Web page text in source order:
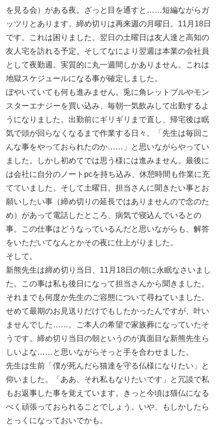
を見る会）がある夜。ざっと目を通すと……短編ながらガ
ッツリとあります。締め切りは再来週の月曜日。11月18日
です。これは困りました。翌日の土曜日は友人達と高知の
友人宅を訪れる予定。そしてなにより翌週は本業の会社員
として夜勤週。実質的に丸一週間しかありません。これは
地獄スケジュールになる事が確定しました。
ぼやいていても何も進みません。兎に角レットブルやモン
スターエナジーを買い込み、毎朝一気飲みして出勤するよ
うになりました。出勤前にギリギリまで直し、帰宅後は眠
気で頭が回らなくなるまで作業する日々。「先生は毎回こ
んな事をやっておられたのか……」と思いながらやってい
ました。しかし初めてでは思う様には進みません。最後に
は会社に自分のノートpcを持ち込み、休憩時間も作業に充
てていました。そして土曜日。担当さんに聞きたい事とお
願いしたい事（締め切りの延長ではありませんので念のた
め）があって電話したところ、病気で寝込んでいるとの
事。この仕事はどうなっているんだと思いながらも、解答
をいただいてなんとかその夜に仕上がりました。
そして。
新熊先生は締め切り当日、11月18日の朝に永眠なさいまし
た。この事は私も後日になって担当さんから聞きました。
それまでも何度か先生のご容態について尋ねていました。
せめて最期のお見送りだけでもしたかったんですが、叶い
ませんでした……。ご本人の希望で家族葬になっていたそ
うです。締め切り当日の朝というのが真面目な新熊先生ら
しいよな……と思いながらそっと手を合わせました。
先生は生前「僕が死んだら猫達を守る仏様になりたい」と
仰いました。「ああ、それ私もなりたいです」と冗談で私
もお返事した事を覚えています。きっと今頃は猫仏になる
べく頑張っておられることでしょう。いや、もしかしたら
とっくになっておいでかも。